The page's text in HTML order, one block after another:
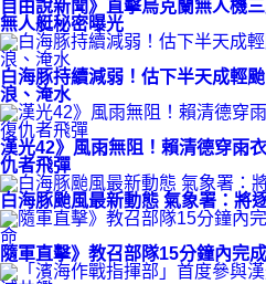
自由說新聞》直擊烏克蘭無人機
無人艇秘密曝光
白海豚持續減弱！估下半天成輕
浪、淹水
漢光42》風雨無阻！賴清德穿雨
仇者飛彈
白海豚颱風最新動態 氣象署：將
隨軍直擊》教召部隊15分鐘內完